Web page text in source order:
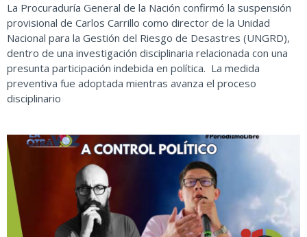
La Procuraduría General de la Nación confirmó la suspensión
provisional de Carlos Carrillo como director de la Unidad
Nacional para la Gestión del Riesgo de Desastres (UNGRD),
dentro de una investigación disciplinaria relacionada con una
presunta participación indebida en política. La medida
preventiva fue adoptada mientras avanza el proceso
disciplinario